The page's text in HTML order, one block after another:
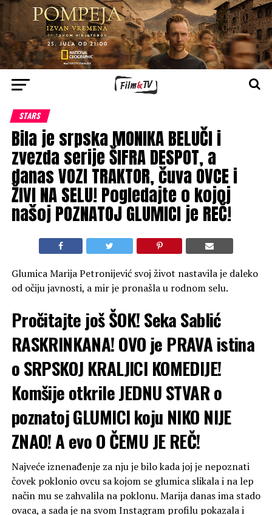
STARS
Bila je srpska MONIKA BELUČI i
zvezda serije ŠIFRA DESPOT, a
danas VOZI TRAKTOR, čuva OVCE i
ŽIVI NA SELU! Pogledajte o kojoj
našoj POZNATOJ GLUMICI je REČ!
Glumica Marija Petronijević svoj život nastavila je daleko
od očiju javnosti, a mir je pronašla u rodnom selu.
Pročitajte jošŠOK! Seka Sablić
RASKRINKANA! OVO je PRAVA istina
o SRPSKOJ KRALJICI KOMEDIJE!
Komšije otkrile JEDNU STVAR o
poznatoj GLUMICI koju NIKO NIJE
ZNAO! A evo O ČEMU JE REČ!
Najveće iznenađenje za nju je bilo kada joj je nepoznati
čovek poklonio ovcu sa kojom se glumica slikala i na lep
način mu se zahvalila na poklonu. Marija danas ima stado
ovaca, a sada je na svom Instagram profilu pokazala i